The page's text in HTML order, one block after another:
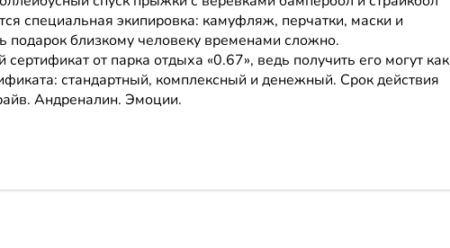
специальная экипировка: камуфляж, перчатки, маски и
близкому человеку временами сложно.
от парка отдыха «0.67», ведь получить его могут как
стандартный, комплексный и денежный. Срок действия
Андреналин. Эмоции.